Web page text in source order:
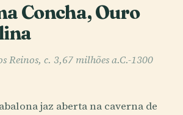
Concha, Ouro
Reinos, c. 3,67 milhões a.C.-1300
jaz aberta na caverna de